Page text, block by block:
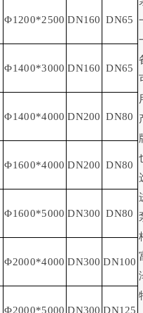
Φ1200*2500 DN160 DN65
Φ1400*3000 DN160 DN65
Φ1400*4000 DN200 DN80
Φ1600*4000 DN200 DN80
Φ1600*5000 DN300 DN80
Φ2000*4000 DN300 DN100
Φ2000*5000 DN300 DN125